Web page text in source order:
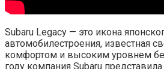
Subaru Legacy — это икона
автомобилестроения, известная
комфортом и высоким уровнем
году компания Subaru